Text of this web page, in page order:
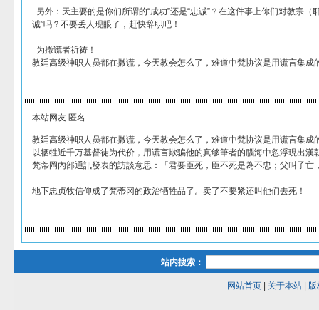
另外：天主要的是你们所谓的“成功”还是“忠诚”？在这件事上你们对教宗（
诚”吗？不要丢人现眼了，赶快辞职吧！
为撒谎者祈祷！
教廷高级神职人员都在撒谎，今天教会怎么了，难道中梵协议是用谎言集成
本站网友 匿名
教廷高级神职人员都在撒谎，今天教会怎么了，难道中梵协议是用谎言集成
以牺牲近千万基督徒为代价，用谎言欺骗他的真够筆者的腦海中忽浮現出漢
梵蒂岡內部通訊發表的訪談意思：「君要臣死，臣不死是為不忠；父叫子亡
地下忠贞牧信仰成了梵蒂冈的政治牺牲品了。卖了不要紧还叫他们去死！
站内搜索：
网站首页| 关于本站| 版